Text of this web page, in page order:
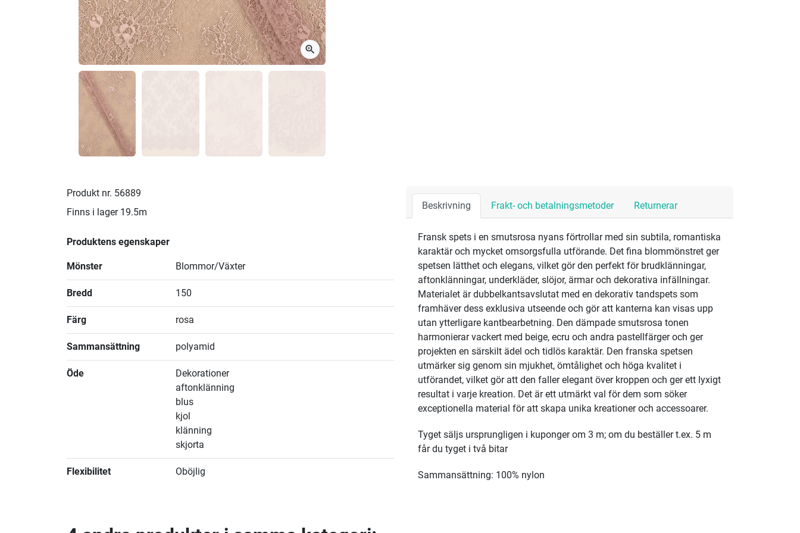
zoom_in
Produkt nr. 56889
Finns i lager 19.5m
Produktens egenskaper
Mönster Blommor/Växter
Bredd 150
Färg rosa
Sammansättning polyamid
Öde
Dekorationer
aftonklänning
blus
kjol
klänning
skjorta
Flexibilitet Oböjlig
Beskrivning Frakt- och betalningsmetoder Returnerar
Fransk spets i en smutsrosa nyans förtrollar med sin subtila, romantiska
karaktär och mycket omsorgsfulla utförande. Det fina blommönstret ger
spetsen lätthet och elegans, vilket gör den perfekt för brudklänningar,
aftonklänningar, underkläder, slöjor, ärmar och dekorativa infällningar.
Materialet är dubbelkantsavslutat med en dekorativ tandspets som
framhäver dess exklusiva utseende och gör att kanterna kan visas upp
utan ytterligare kantbearbetning. Den dämpade smutsrosa tonen
harmonierar vackert med beige, ecru och andra pastellfärger och ger
projekten en särskilt ädel och tidlös karaktär. Den franska spetsen
utmärker sig genom sin mjukhet, ömtålighet och höga kvalitet i
utförandet, vilket gör att den faller elegant över kroppen och ger ett lyxigt
resultat i varje kreation. Det är ett utmärkt val för dem som söker
exceptionella material för att skapa unika kreationer och accessoarer.
Tyget säljs ursprungligen i kuponger om 3 m; om du beställer t.ex. 5 m
får du tyget i två bitar
Sammansättning: 100% nylon